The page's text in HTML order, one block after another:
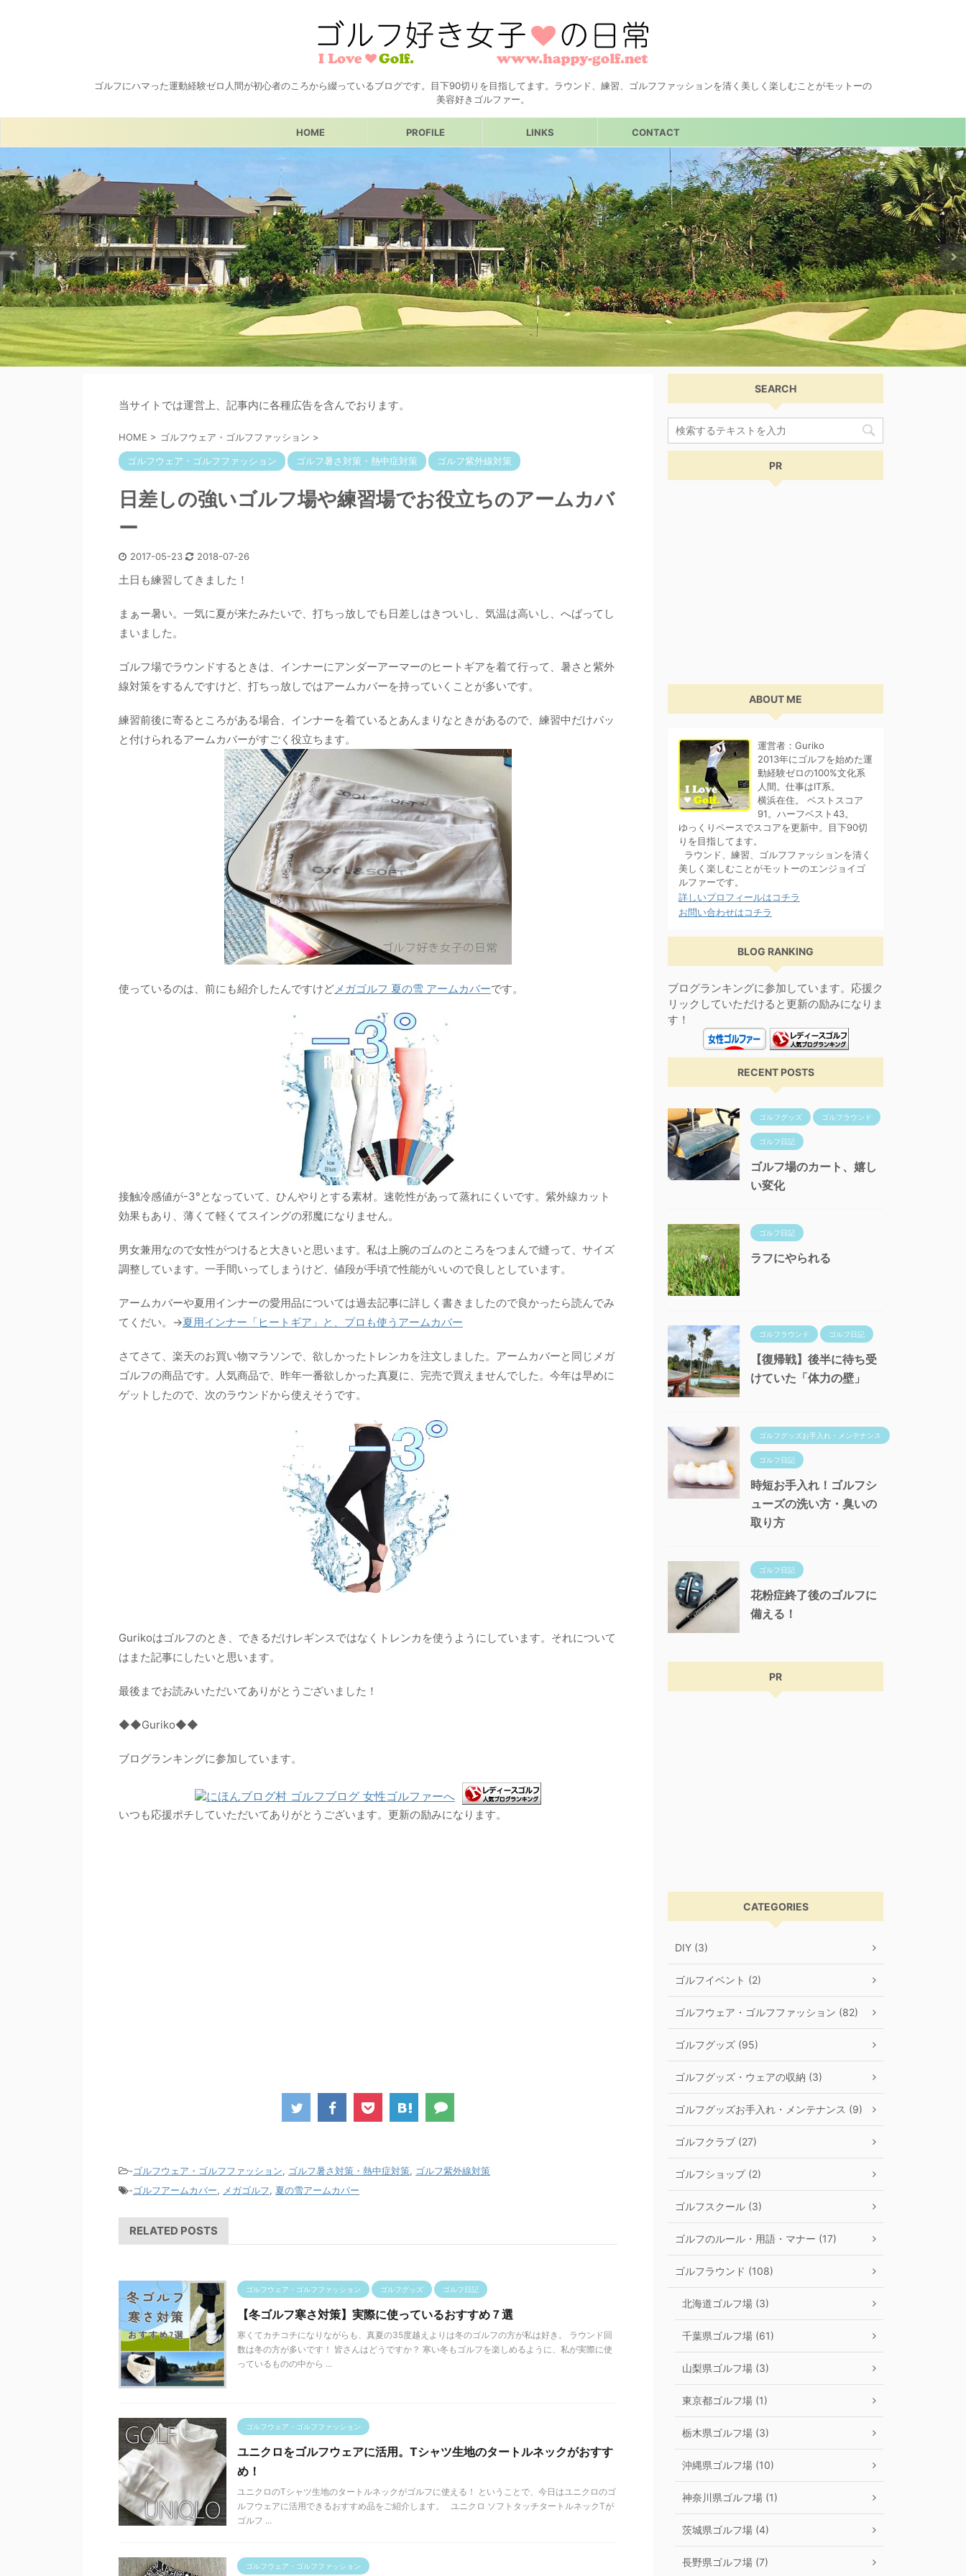
ゴルフにハマった運動経験ゼロ人間が初心者のころから綴っているブログです。目下90切りを目指してます。ラウンド、練習、ゴルフファッションを清く美しく楽しむことがモットーの
美容好きゴルファー。
HOME PROFILE LINKS CONTACT
当サイトでは運営上、記事内に各種広告を含んでおります。
HOME > ゴルフウェア・ゴルフファッション >
ゴルフウェア・ゴルフファッション ゴルフ暑さ対策・熱中症対策 ゴルフ紫外線対策
日差しの強いゴルフ場や練習場でお役立ちのアームカバ
ー
2017-05-23 2018-07-26
土日も練習してきました！
まぁー暑い。一気に夏が来たみたいで、打ちっ放しでも日差しはきついし、気温は高いし、へばってし
まいました。
ゴルフ場でラウンドするときは、インナーにアンダーアーマーのヒートギアを着て行って、暑さと紫外
線対策をするんですけど、打ちっ放しではアームカバーを持っていくことが多いです。
練習前後に寄るところがある場合、インナーを着ているとあんまりなときがあるので、練習中だけパッ
と付けられるアームカバーがすごく役立ちます。
使っているのは、前にも紹介したんですけどメガゴルフ 夏の雪 アームカバーです。
接触冷感値が-3°となっていて、ひんやりとする素材。速乾性があって蒸れにくいです。紫外線カット
効果もあり、薄くて軽くてスイングの邪魔になりません。
男女兼用なので女性がつけると大きいと思います。私は上腕のゴムのところをつまんで縫って、サイズ
調整しています。一手間いってしまうけど、値段が手頃で性能がいいので良しとしています。
アームカバーや夏用インナーの愛用品については過去記事に詳しく書きましたので良かったら読んでみ
てくだい。→夏用インナー「ヒートギア」と、プロも使うアームカバー
さてさて、楽天のお買い物マラソンで、欲しかったトレンカを注文しました。アームカバーと同じメガ
ゴルフの商品です。人気商品で、昨年一番欲しかった真夏に、完売で買えませんでした。今年は早めに
ゲットしたので、次のラウンドから使えそうです。
Gurikoはゴルフのとき、できるだけレギンスではなくトレンカを使うようにしています。それについて
はまた記事にしたいと思います。
最後までお読みいただいてありがとうございました！
◆◆Guriko◆◆
ブログランキングに参加しています。
いつも応援ポチしていただいてありがとうございます。更新の励みになります。
-ゴルフウェア・ゴルフファッション, ゴルフ暑さ対策・熱中症対策, ゴルフ紫外線対策
-ゴルフアームカバー, メガゴルフ, 夏の雪アームカバー
RELATED POSTS
ゴルフウェア・ゴルフファッション ゴルフグッズ ゴルフ日記
【冬ゴルフ寒さ対策】実際に使っているおすすめ７選
寒くてカチコチになりながらも、真夏の35度越えよりは冬のゴルフの方が私は好き。 ラウンド回
数は冬の方が多いです！ 皆さんはどうですか？ 寒い冬もゴルフを楽しめるように、私が実際に使
っているものの中から ...
ゴルフウェア・ゴルフファッション
ユニクロをゴルフウェアに活用。Tシャツ生地のタートルネックがおすす
め！
ユニクロのTシャツ生地のタートルネックがゴルフに使える！ ということで、今日はユニクロのゴ
ルフウェアに活用できるおすすめ品をご紹介します。 ユニクロ ソフトタッチタートルネックTが
ゴルフ ...
ゴルフウェア・ゴルフファッション
SEARCH
PR
ABOUT ME
運営者：Guriko
2013年にゴルフを始めた運
動経験ゼロの100%文化系
人間。仕事はIT系。
横浜在住。 ベストスコア
91。ハーフベスト43。
ゆっくりペースでスコアを更新中。目下90切
りを目指してます。
ラウンド、練習、ゴルフファッションを清く
美しく楽しむことがモットーのエンジョイゴ
ルファーです。
詳しいプロフィールはコチラ
お問い合わせはコチラ
BLOG RANKING
ブログランキングに参加しています。応援ク
リックしていただけると更新の励みになりま
す！
RECENT POSTS
ゴルフグッズ ゴルフラウンド
ゴルフ日記
ゴルフ場のカート、嬉し
い変化
ゴルフ日記
ラフにやられる
ゴルフラウンド ゴルフ日記
【復帰戦】後半に待ち受
けていた「体力の壁」
ゴルフグッズお手入れ・メンテナンス
ゴルフ日記
時短お手入れ！ゴルフシ
ューズの洗い方・臭いの
取り方
ゴルフ日記
花粉症終了後のゴルフに
備える！
PR
CATEGORIES
DIY (3)
ゴルフイベント (2)
ゴルフウェア・ゴルフファッション (82)
ゴルフグッズ (95)
ゴルフグッズ・ウェアの収納 (3)
ゴルフグッズお手入れ・メンテナンス (9)
ゴルフクラブ (27)
ゴルフショップ (2)
ゴルフスクール (3)
ゴルフのルール・用語・マナー (17)
ゴルフラウンド (108)
北海道ゴルフ場 (3)
千葉県ゴルフ場 (61)
山梨県ゴルフ場 (3)
東京都ゴルフ場 (1)
栃木県ゴルフ場 (3)
沖縄県ゴルフ場 (10)
神奈川県ゴルフ場 (1)
茨城県ゴルフ場 (4)
長野県ゴルフ場 (7)